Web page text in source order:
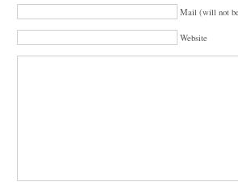
Mail (will not
Website